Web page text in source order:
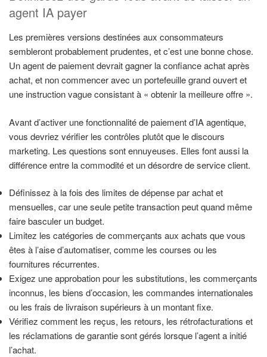
agent IA payer
Les premières versions destinées aux consommateurs
sembleront probablement prudentes, et c’est une bonne chose.
Un agent de paiement devrait gagner la confiance achat après
achat, et non commencer avec un portefeuille grand ouvert et
une instruction vague consistant à « obtenir la meilleure offre ».
Avant d’activer une fonctionnalité de paiement d’IA agentique,
vous devriez vérifier les contrôles plutôt que le discours
marketing. Les questions sont ennuyeuses. Elles font aussi la
différence entre la commodité et un désordre de service client.
Définissez à la fois des limites de dépense par achat et
mensuelles, car une seule petite transaction peut quand même
faire basculer un budget.
Limitez les catégories de commerçants aux achats que vous
êtes à l’aise d’automatiser, comme les courses ou les
fournitures récurrentes.
Exigez une approbation pour les substitutions, les commerçants
inconnus, les biens d’occasion, les commandes internationales
ou les frais de livraison supérieurs à un montant fixe.
Vérifiez comment les reçus, les retours, les rétrofacturations et
les réclamations de garantie sont gérés lorsque l’agent a initié
l’achat.